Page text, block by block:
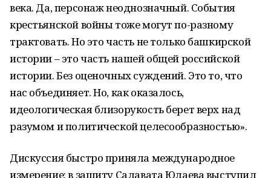
века. Да, персонаж неоднозначный. События
крестьянской войны тоже могут по-разному
трактовать. Но это часть не только башкирской
истории – это часть нашей общей российской
истории. Без оценочных суждений. Это то, что
нас объединяет. Но, как оказалось,
идеологическая близорукость берет верх над
разумом и политической целесообразностью».
Дискуссия быстро приняла международное
измерение: в защиту Салавата Юлаева выступил